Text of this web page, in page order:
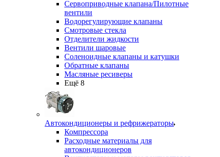
Сервоприводные клапана/Пилотные
вентили
Водорегулирующие клапаны
Смотровые стекла
Отделители жидкости
Вентили шаровые
Соленоидные клапаны и катушки
Обратные клапаны
Масляные ресиверы
Ещё 8
Автокондиционеры и рефрижераторы
Компрессора
Расходные материалы для
автокондиционеров